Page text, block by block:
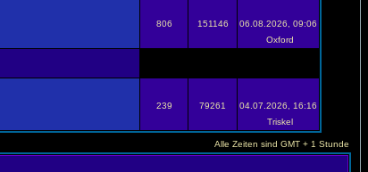
806 151146
06.08.2026, 09:06
Oxford
239 79261
04.07.2026, 16:16
Triskel
Alle Zeiten sind GMT + 1 Stunde